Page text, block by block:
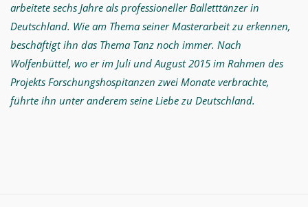
arbeitete sechs Jahre als professioneller Balletttänzer in
Deutschland. Wie am Thema seiner Masterarbeit zu erkennen,
beschäftigt ihn das Thema Tanz noch immer. Nach
Wolfenbüttel, wo er im Juli und August 2015 im Rahmen des
Projekts Forschungshospitanzen zwei Monate verbrachte,
führte ihn unter anderem seine Liebe zu Deutschland.